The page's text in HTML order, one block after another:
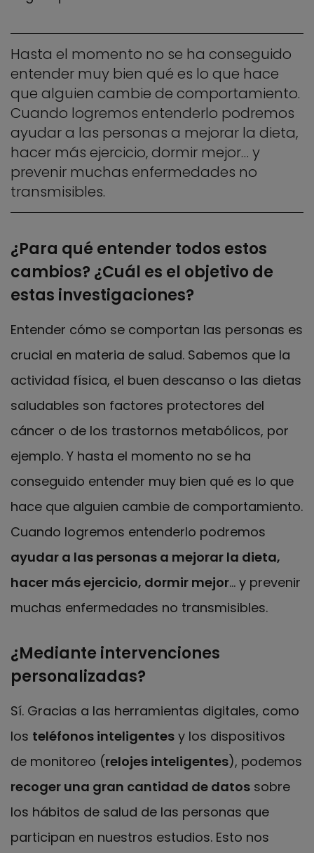
Hasta el momento no se ha conseguido
entender muy bien qué es lo que hace
que alguien cambie de comportamiento.
Cuando logremos entenderlo podremos
ayudar a las personas a mejorar la dieta,
hacer más ejercicio, dormir mejor… y
prevenir muchas enfermedades no
transmisibles.
¿Para qué entender todos estos
cambios? ¿Cuál es el objetivo de
estas investigaciones?
Entender cómo se comportan las personas es
crucial en materia de salud. Sabemos que la
actividad física, el buen descanso o las dietas
saludables son factores protectores del
cáncer o de los trastornos metabólicos, por
ejemplo. Y hasta el momento no se ha
conseguido entender muy bien qué es lo que
hace que alguien cambie de comportamiento.
Cuando logremos entenderlo podremos
ayudar a las personas a mejorar la dieta,
hacer más ejercicio, dormir mejor… y prevenir
muchas enfermedades no transmisibles.
¿Mediante intervenciones
personalizadas?
Sí. Gracias a las herramientas digitales, como
los teléfonos inteligentes y los dispositivos
de monitoreo (relojes inteligentes), podemos
recoger una gran cantidad de datos sobre
los hábitos de salud de las personas que
participan en nuestros estudios. Esto nos